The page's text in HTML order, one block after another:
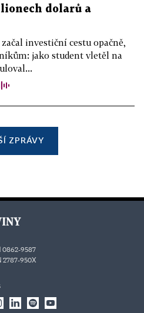
dolarů a
investiční cestu opačně,
jako student vletěl na
ZPRÁVY
0862-9587
2787-950X